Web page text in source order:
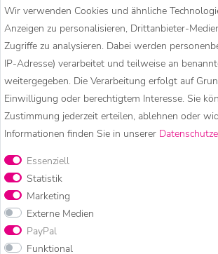
Tagesdecke
Wandbehang Deko
Tuch Elefant UV Aktiv
ca. 200 x 135 cm
Tuch
Aktiv
29,90 €
Top-
Wir verwenden Cookies und ähnliche
Anzeigen zu personalisieren, Drittanbieter-
Zugriffe zu analysieren. Dabei werden
IP-Adresse) verarbeitet und teilweise an
weitergegeben. Die Verarbeitung erfolgt auf
Einwilligung oder berechtigtem Interesse. Sie
Zustimmung jederzeit erteilen, ablehnen oder
Informationen finden Sie in unserer
Essenziell
Statistik
Marketing
Externe Medien
PayPal
Funktional